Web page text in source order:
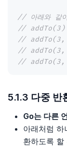
14장, 이벤트
15장, 공간 기
16장, 오케스
17장, 마이크
18장, 최적
19장, 아키텍
13장 승진 자
14장 스폰서
15장 스태프
18장 내게
// 아래와 같
// addTo(3)
//
//
//
5.1.3 다중 반
Go는 다른
아래처럼
환하도록 할